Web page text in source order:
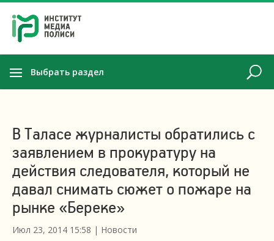
Выбрать раздел
В Таласе журналисты обратились с
заявлением в прокуратуру на
действия следователя, который не
давал снимать сюжет о пожаре на
рынке «Береке»
Июл 23, 2014 15:58 | Новости